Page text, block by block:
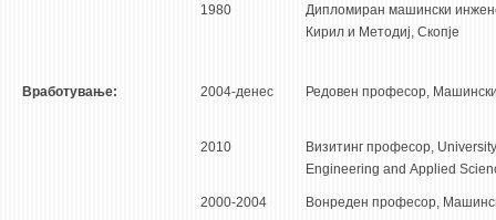
II ЦИКЛУС - ПОСЛЕДИПЛОМСКИ
1980
Дипломиран машински
Кирил и Методиј, Скопје
Вработување: 2004-денес Редовен професор,
2010
Визитинг професор,
Engineering and Applied
2000-2004 Вонреден професор,